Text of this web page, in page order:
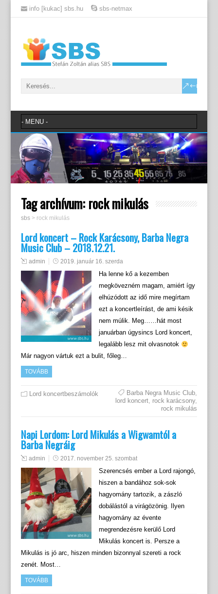
info [kukac] sbs.hu sbs-netmax
Tag archívum: rock mikulás
sbs> rock mikulás
Lord koncert – Rock Karácsony, Barba Negra
Music Club – 2018.12.21.
admin 2019. január 16. szerda
Ha lenne kő a kezemben
megkövezném magam, amiért így
elhúzódott az idő mire megírtam
ezt a koncertleírást, de ami késik
nem múlik. Meg……hát most
januárban úgysincs Lord koncert,
legalább lesz mit olvasnotok
Már nagyon vártuk ezt a bulit, főleg…
TOVÁBB
Lord koncertbeszámolók Barba Negra Music Club,
lord koncert, rock karácsony,
rock mikulás
Napi Lordom: Lord Mikulás a Wigwamtól a
Barba Negráig
admin 2017. november 25. szombat
Szerencsés ember a Lord rajongó,
hiszen a bandához sok-sok
hagyomány tartozik, a zászló
dobálástól a virágözönig. Ilyen
hagyomány az évente
megrendezésre kerülő Lord
Mikulás koncert is. Persze a
Mikulás is jó arc, hiszen minden bizonnyal szereti a rock
zenét. Most…
TOVÁBB